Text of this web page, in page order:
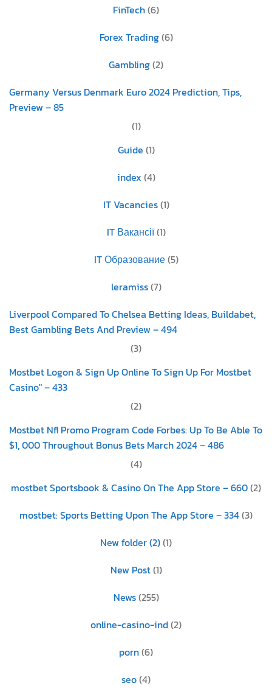
FinTech(6)
Forex Trading(6)
Gambling(2)
Germany Versus Denmark Euro 2024 Prediction, Tips,
Preview – 85
(1)
Guide (1)
index (4)
IT Vacancies(1)
IT Вакансії(1)
IT Образование(5)
leramiss(7)
Liverpool Compared To Chelsea Betting Ideas, Buildabet,
Best Gambling Bets And Preview – 494
(3)
Mostbet Logon & Sign Up Online To Sign Up For Mostbet
Casino" – 433
(2)
Mostbet Nfl Promo Program Code Forbes: Up To Be Able To
$1, 000 Throughout Bonus Bets March 2024 – 486
(4)
‎mostbet Sportsbook & Casino On The App Store – 660(2)
‎mostbet: Sports Betting Upon The App Store – 334(3)
New folder (2)(1)
New Post(1)
News(255)
online-casino-ind(2)
porn(6)
seo(4)